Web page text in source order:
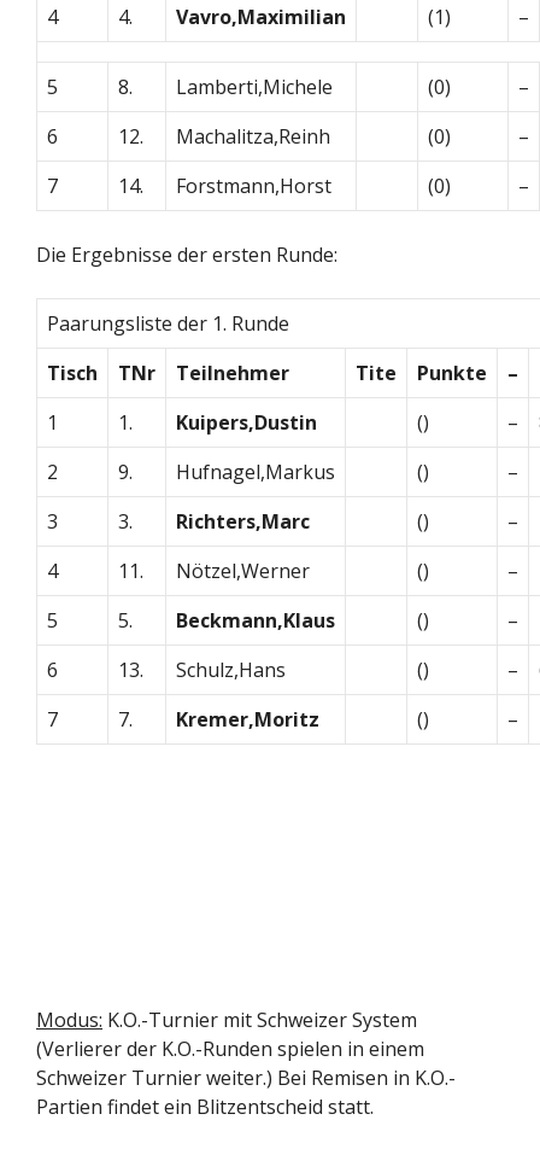
4
4. Vavro,Maximilian (1) –
5 8. Lamberti,Michele (0)
–
6
12. Machalitza,Reinh (0)
–
7
14. Forstmann,Horst (0) –
Die Ergebnisse der ersten Runde:
Paarungsliste der 1. Runde
Tisch
TNr Teilnehmer Tite Punkte –
1
1. Kuipers,Dustin () –
2
9. Hufnagel,Markus () –
3
3. Richters,Marc () –
4
11. Nötzel,Werner () –
5
5. Beckmann,Klaus () –
6
13. Schulz,Hans () –
7
7. Kremer,Moritz () –
Modus: K.O.-Turnier mit Schweizer System
(Verlierer der K.O.-Runden spielen in einem
Schweizer Turnier weiter.) Bei Remisen in K.O.-
Partien findet ein Blitzentscheid statt.